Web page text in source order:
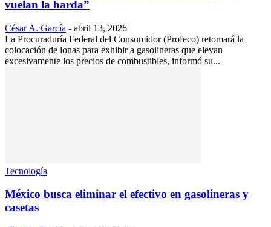
vuelan la barda”
César A. García - abril 13, 2026
La Procuraduría Federal del Consumidor (Profeco) retomará la
colocación de lonas para exhibir a gasolineras que elevan
excesivamente los precios de combustibles, informó su...
Tecnología
México busca eliminar el efectivo en gasolineras y
casetas